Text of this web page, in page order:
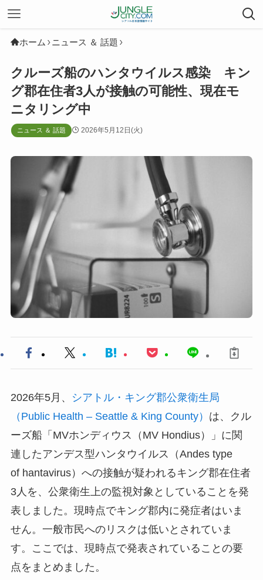
ホーム ニュース ＆ 話題
クルーズ船のハンタウイルス感染 キン
グ郡在住者3人が接触の可能性、現在モ
ニタリング中
ニュース ＆ 話題 2026年5月12日(火)
2026年5月、
シアトル・キング郡公衆衛生局
（Public Health – Seattle & King County） は、クル
ーズ船「MVホンディウス（MV Hondius）」に関
連したアンデス型ハンタウイルス（Andes type
of hantavirus）への接触が疑われるキング郡在住者
3人を、公衆衛生上の監視対象としていることを発
表しました。現時点でキング郡内に発症者はいま
せん。一般市民へのリスクは低いとされていま
す。ここでは、現時点で発表されていることの要
点をまとめました。